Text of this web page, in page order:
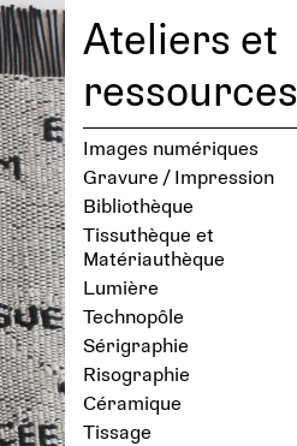
Ateliers et
ressources
Images numériques
Gravure / Impression
Bibliothèque
Tissuthèque et
Matériauthèque
Lumière
Technopôle
Sérigraphie
Risographie
Céramique
Tissage